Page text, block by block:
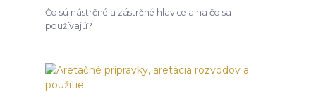
Čo sú nástrčné a zástrčné hlavice a na čo sa
používajú?